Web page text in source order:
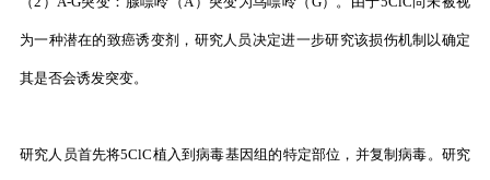
为一种潜在的致癌诱变剂，研究人员决定进一步研究该损伤机制以确定
其是否会诱发突变。
研究人员首先将5ClC植入到病毒基因组的特定部位，并复制病毒。研究